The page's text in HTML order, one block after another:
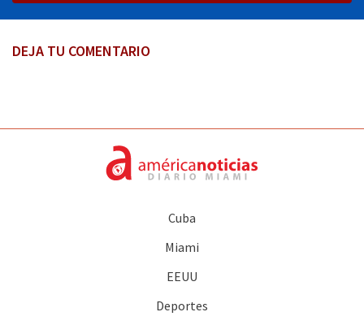
DEJA TU COMENTARIO
Cuba
Miami
EEUU
Deportes